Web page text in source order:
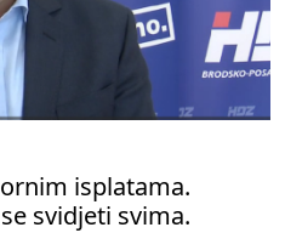
isplatama.
svidjeti svima.